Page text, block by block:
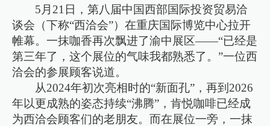
5月21日，第八届中国西部国际投资贸易洽
谈会（下称“西洽会”）在重庆国际博览中心拉开
帷幕。一抹咖香再次飘进了渝中展区——“已经是
第三年了，这个展位的气味我都熟悉了。”一位西
洽会的参展顾客说道。
从2024年初次亮相时的“新面孔”，再到2026
年以更成熟的姿态持续“沸腾”，肯悦咖啡已经成
为西洽会顾客们的老朋友。而在展位一旁，一抹